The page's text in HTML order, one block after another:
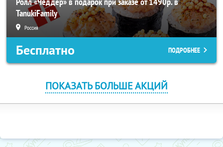
TanukiFamily
Россия
Бесплатно ПОДРОБНЕЕ
ПОКАЗАТЬ БОЛЬШЕ АКЦИЙ